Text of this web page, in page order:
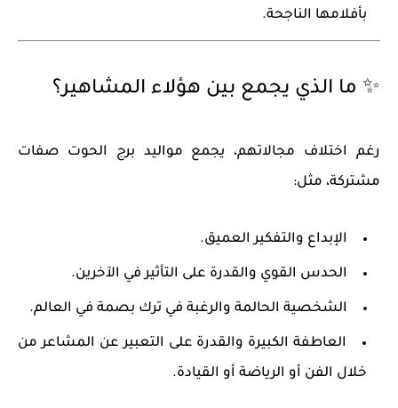
بأفلامها الناجحة.
✨ ما الذي يجمع بين هؤلاء المشاهير؟
رغم اختلاف مجالاتهم، يجمع مواليد برج الحوت صفات
مشتركة، مثل:
الإبداع والتفكير العميق.
الحدس القوي والقدرة على التأثير في الآخرين.
الشخصية الحالمة والرغبة في ترك بصمة في العالم.
العاطفة الكبيرة والقدرة على التعبير عن المشاعر من
خلال الفن أو الرياضة أو القيادة.